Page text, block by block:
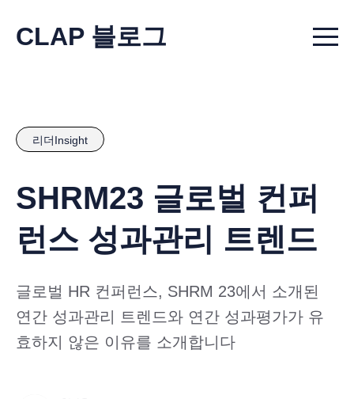
CLAP 블로그 Menu
리더Insight
SHRM23 글로벌 컨퍼
런스 성과관리 트렌드
글로벌 HR 컨퍼런스, SHRM 23에서 소개된
연간 성과관리 트렌드와 연간 성과평가가 유
효하지 않은 이유를 소개합니다